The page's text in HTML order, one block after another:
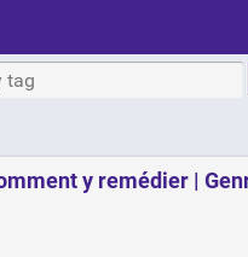
y remédier |